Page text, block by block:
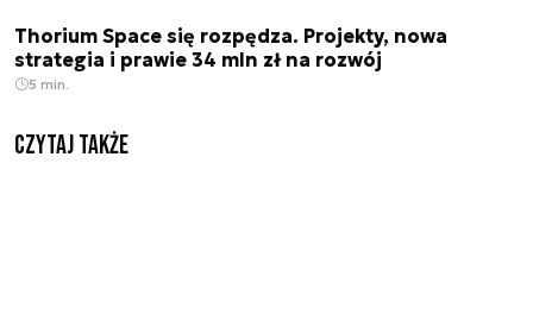
Thorium Space się rozpędza. Projekty, nowa
strategia i prawie 34 mln zł na rozwój
5 min.
Czytaj także